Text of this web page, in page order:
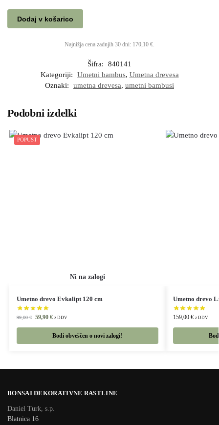
Dodaj v košarico
Najnižja cena zadnjih 30 dni: 170,10 €.
Šifra:
840141
Kategoriji:
Umetni bambus, Umetna drevesa
Oznaki:
umetna drevesa, umetni bambusi
Podobni izdelki
POPUST
Umetno drevo Evkalipt 120 cm
99,00€ 59,90 € z DDV
Bodi obveščen o novi zalogi!
Umetno drevo
159,00 € z DDV
BONSAI DEKORATIVNE RASTLINE
Daniel Turk, s.p.
Blatnica 16